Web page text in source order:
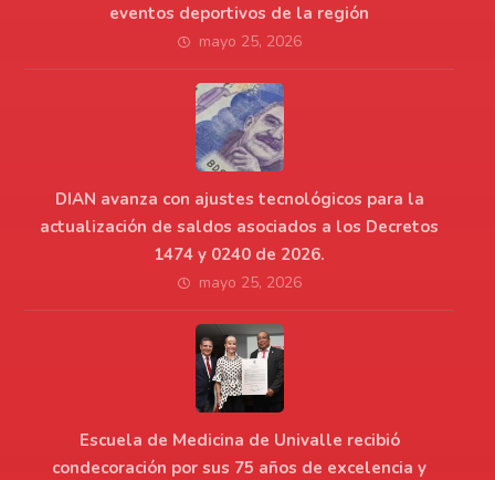
eventos deportivos de la región
mayo 25, 2026
DIAN avanza con ajustes tecnológicos para la
actualización de saldos asociados a los Decretos
1474 y 0240 de 2026.
mayo 25, 2026
Escuela de Medicina de Univalle recibió
condecoración por sus 75 años de excelencia y